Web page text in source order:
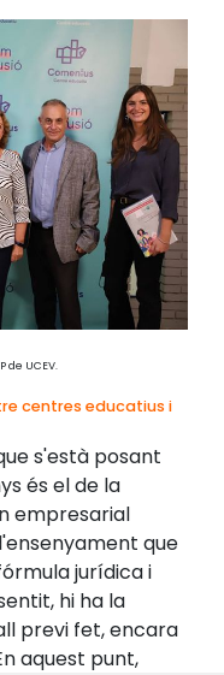
de UCEV.
centres educatius i
s'està posant
és el de la
empresarial
que
jurídica i
hi ha la
previ fet, encara
aquest punt,